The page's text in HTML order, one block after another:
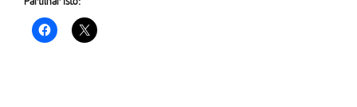
Partilhar isto: